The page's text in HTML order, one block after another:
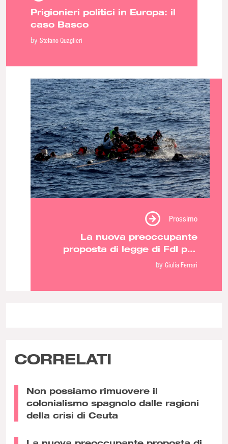
Prigionieri politici in Europa: il
caso Basco
by Stefano Quaglieri
Prossimo
La nuova preoccupante
proposta di legge di FdI per
rimpatri
by Giulia Ferrari
CORRELATI
Non possiamo rimuovere il
colonialismo spagnolo dalle ragioni
della crisi di Ceuta